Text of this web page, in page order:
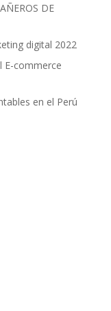
DE
digital 2022
E-commerce
en el Perú